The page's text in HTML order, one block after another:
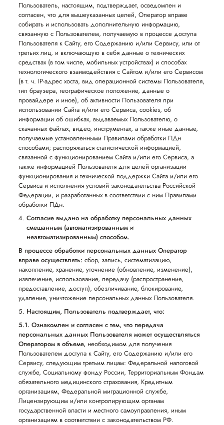
Пользователь, настоящим, подтверждает, осведомлен и
согласен, что для вышеуказанных целей, Оператор вправе
собирать и использовать дополнительную информацию,
связанную с Пользователем, получаемую в процессе доступа
Пользователя к Сайту, его Содержанию и/или Сервису, или от
третьих лиц, и включающую в себя данные о технических
средствах (в том числе, мобильных устройствах) и способах
технологического взаимодействия с Сайтом и/или его Сервисом
(в т. ч. IP-адрес хоста, вид операционной системы Пользователя,
тип браузера, географическое положение, данные о
провайдере и иное), об активности Пользователя при
использовании Сайта и/или его Сервиса, cookies, об
информации об ошибках, выдаваемых Пользователю, о
скачанных файлах, видео, инструментах, а также иные данные,
получаемые установленными Правилами обработки ПДн
способами; распоряжаться статистической информацией,
связанной с функционированием Сайта и/или его Сервиса, а
также информацией Пользователя для целей организации
функционирования и технической поддержки Сайта и/или его
Сервиса и исполнения условий законодательства Российской
Федерации, и разработанных в соответствии с ним Правилами
обработки ПДн.
Согласие выдано на обработку персональных данных
смешанным (автоматизированным и
неавтоматизированным) способом.
В процессе обработки персональных данных Оператор
вправе осуществлять: сбор, запись, систематизацию,
накопление, хранение, уточнение (обновление, изменение),
извлечение, использование, передачу (распространение,
предоставление, доступ), обезличивание, блокирование,
удаление, уничтожение персональных данных Пользователя.
Настоящим, Пользователь подтверждает, что:
5.1. Ознакомлен и согласен с тем, что передача
персональных данных Пользователя может осуществляться
Оператором в объеме, необходимом для получения
Пользователем доступа к Сайту, его Содержанию и/или его
Сервису, следующим третьим лицам: Федеральной налоговой
службе, Социальному фонду России, Территориальным Фондам
обязательного медицинского страхования, Кредитным
организациям, Федеральной миграционной службе,
Лицензирующим и/или контролирующим органам
государственной власти и местного самоуправления, иным
организациям в соответствии с законодательством РФ.